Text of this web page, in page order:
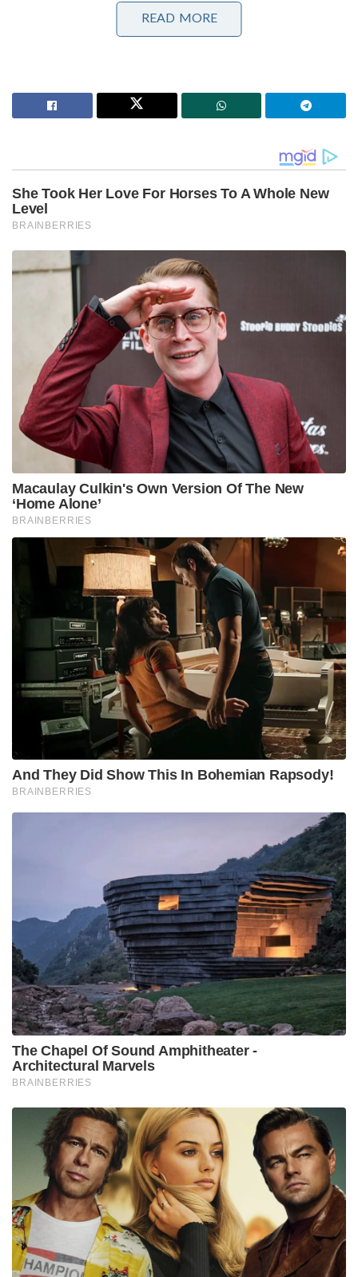
മാർവൽ വരെ കോപ്പിയടിച്ച പ്രകൃതിയുടെ
അത്ഭുതം;സ്റ്റീലിനേക്കാൾ 5 ഇരട്ടി ബലമുള്ള
വലകൾ;ചിലന്തി
ദിവസമാണ്. ആദ്യം ആർട്ടിക്കിൾ 370, പിന്നീട്
വിഭാഗത്തിലെ ദരിദ്രരുടെ ക്ഷേമത്തിനായി ഈ ബിൽ
എന്നിവ സഭയിൽ കൊണ്ടുവരാൻ കേന്ദ്ര സർക്കാരിന്
സാവന്തിന്റെ പ്രസംഗം കേട്ടപ്പോൾ എനിക്ക് വളരെ
സങ്കടം തോന്നി. ബാലാസാഹെബ് ഇന്ന്
ജീവിച്ചിരിപ്പുണ്ടായിരുന്നെങ്കിൽ അവർ ഇതേ കാര്യം
പറയുമായിരുന്നോ എന്ന് അവർ അവരുടെ
മനസ്സാക്ഷിയോട് ചോദിക്കണം. ഇന്ന് യുബിടി ആരുടെ
പ്രത്യയശാസ്ത്രമാണ് സ്വീകരിക്കുന്നതെന്നും ഈ
ബില്ലിനെ എതിർക്കുന്നതെന്നും വ്യക്തമാണ്” എന്നും
ശ്രീകാന്ത് ഷിൻഡെ ലോക്സഭയിൽ അഭിപ്രായപ്പെട്ടു.
Tags: BJP shivsena ubt
waqf bill
shivsena shinde group
srikanth shinde
READ MORE